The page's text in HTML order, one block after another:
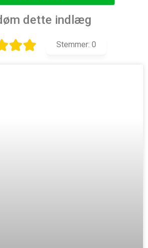
dette indlæg
Stemmer: 0